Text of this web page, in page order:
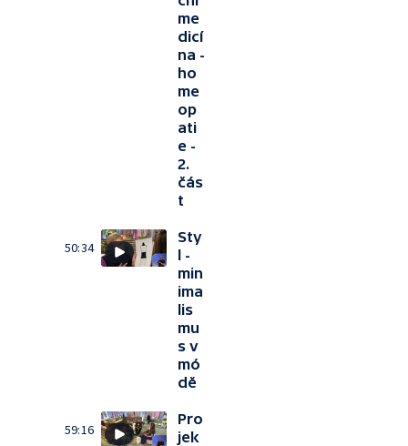
me
dicí
na -
ho
me
op
ati
e -
2.
čás
t
50:34
Sty
l -
min
ima
lis
mu
s v
mó
dě
59:16
Pro
jek